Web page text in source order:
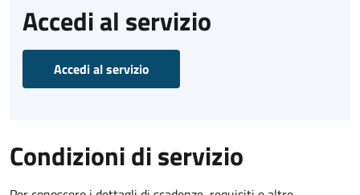
Accedi al servizio
Accedi al servizio
Condizioni di servizio